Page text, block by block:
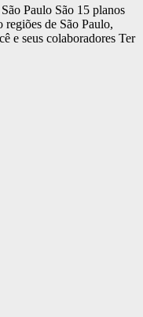
Paulo São 15 planos
regiões de São Paulo,
e seus colaboradores Ter